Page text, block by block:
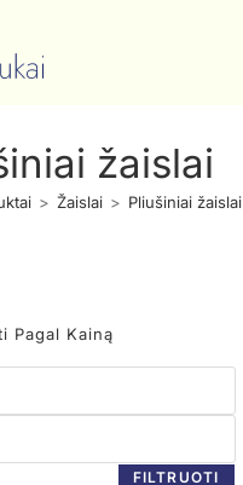
žaislai
> Žaislai > Pliušiniai žaislai
Pagal Kainą
FILTRUOTI